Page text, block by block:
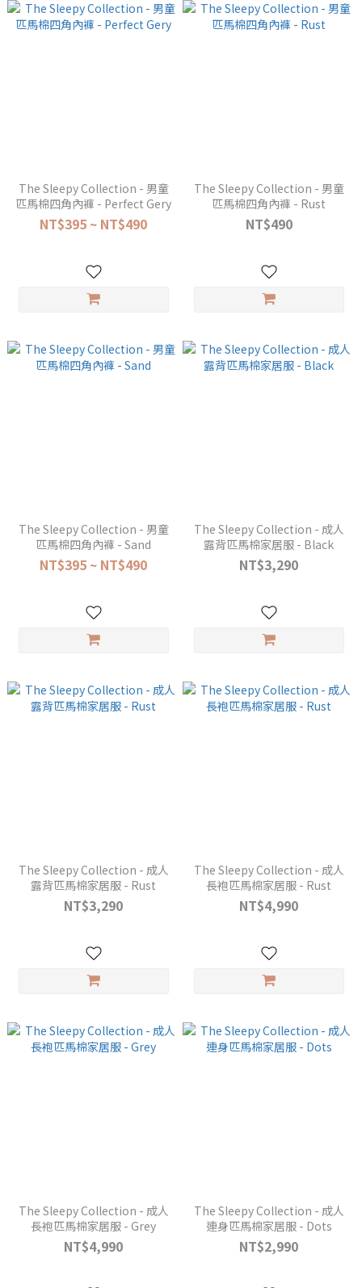
The Sleepy Collection - 男童
匹馬棉四角內褲 - Perfect Gery
NT$395 ~ NT$490
The Sleepy Collection - 男童
匹馬棉四角內褲 - Rust
NT$490
The Sleepy Collection - 男童
匹馬棉四角內褲 - Sand
NT$395 ~ NT$490
The Sleepy Collection - 成人
露背匹馬棉家居服 - Black
NT$3,290
The Sleepy Collection - 成人
露背匹馬棉家居服 - Rust
NT$3,290
The Sleepy Collection - 成人
長袍匹馬棉家居服 - Rust
NT$4,990
The Sleepy Collection - 成人
長袍匹馬棉家居服 - Grey
NT$4,990
The Sleepy Collection - 成人
連身匹馬棉家居服 - Dots
NT$2,990